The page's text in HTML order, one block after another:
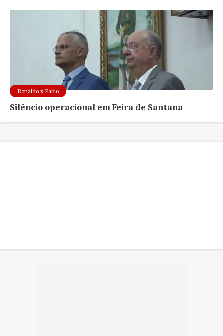
Ronaldo x Pablo
Silêncio operacional em Feira de Santana